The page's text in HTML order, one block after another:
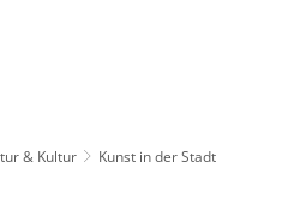
& Kultur
Kunst in der Stadt